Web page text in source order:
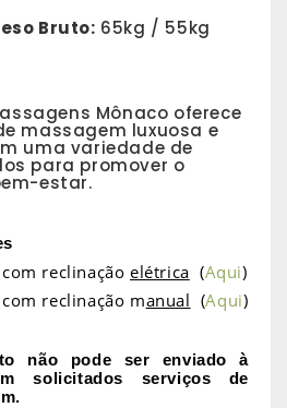
Bruto: 65kg / 55kg
Mônaco oferece
massagem luxuosa e
uma variedade de
para promover o
estar.
reclinaçãoelétrica (Aqui)
reclinação manual (Aqui)
não pode ser enviado à
solicitados serviços de